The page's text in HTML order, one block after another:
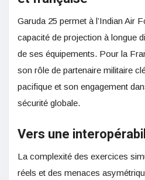
Garuda 25 permet à l’Indian Air
capacité de projection à longue
de ses équipements. Pour la
son rôle de partenaire militaire
pacifique et son engagement
sécurité globale.
Vers une
La complexité des exercices
réels et des menaces